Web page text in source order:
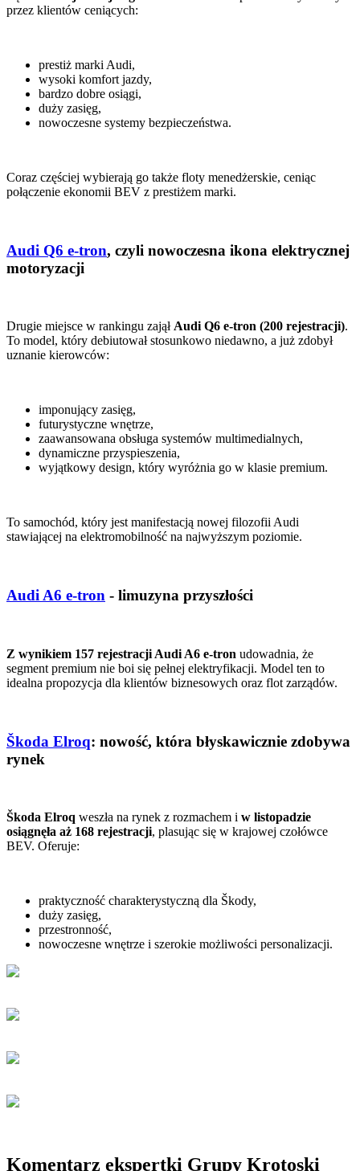
przez klientów ceniących:
prestiż marki Audi,
wysoki komfort jazdy,
bardzo dobre osiągi,
duży zasięg,
nowoczesne systemy bezpieczeństwa.
Coraz częściej wybierają go także floty menedżerskie, ceniąc
połączenie ekonomii BEV z prestiżem marki.
Audi Q6 e-tron, czyli nowoczesna ikona elektrycznej
motoryzacji
Drugie miejsce w rankingu zajął Audi Q6 e-tron (200 rejestracji).
To model, który debiutował stosunkowo niedawno, a już zdobył
uznanie kierowców:
imponujący zasięg,
futurystyczne wnętrze,
zaawansowana obsługa systemów multimedialnych,
dynamiczne przyspieszenia,
wyjątkowy design, który wyróżnia go w klasie premium.
To samochód, który jest manifestacją nowej filozofii Audi
stawiającej na elektromobilność na najwyższym poziomie.
Audi A6 e-tron - limuzyna przyszłości
Z wynikiem 157 rejestracji Audi A6 e-tron udowadnia, że
segment premium nie boi się pełnej elektryfikacji. Model ten to
idealna propozycja dla klientów biznesowych oraz flot zarządów.
Škoda Elroq: nowość, która błyskawicznie zdobywa
rynek
Škoda Elroq weszła na rynek z rozmachem i w listopadzie
osiągnęła aż 168 rejestracji, plasując się w krajowej czołówce
BEV. Oferuje:
praktyczność charakterystyczną dla Škody,
duży zasięg,
przestronność,
nowoczesne wnętrze i szerokie możliwości personalizacji.
Komentarz ekspertki Grupy Krotoski